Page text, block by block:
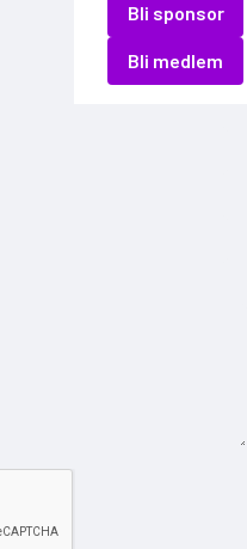
Bli sponsor
Bli medlem